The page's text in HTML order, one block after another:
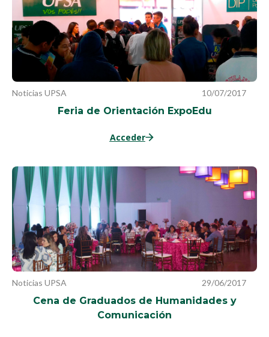
Noticias UPSA 10/07/2017
Feria de Orientación ExpoEdu
Acceder
Noticias UPSA 29/06/2017
Cena de Graduados de Humanidades y
Comunicación